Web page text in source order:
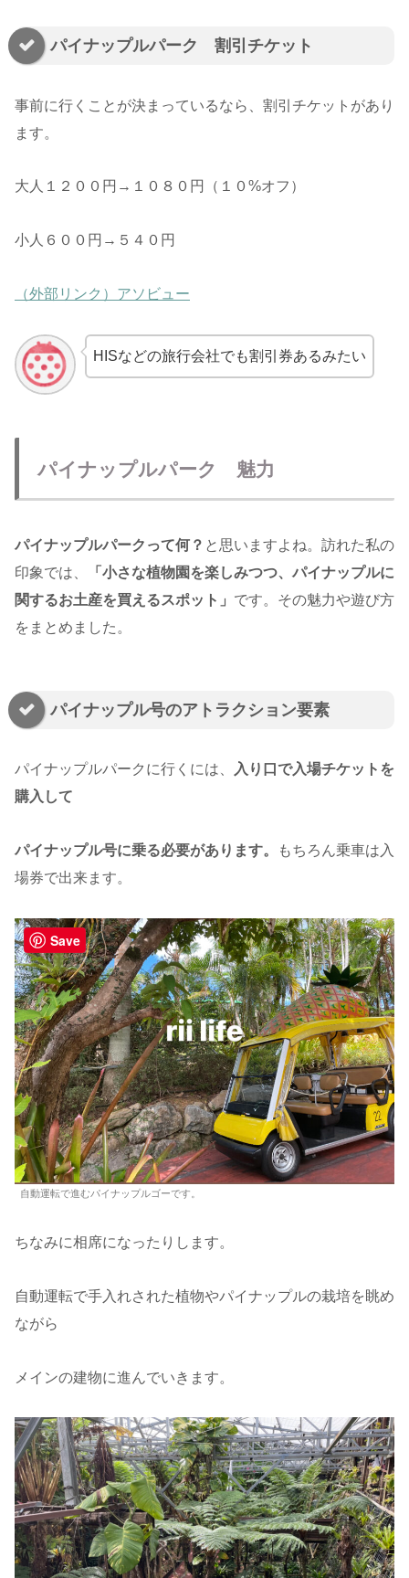
パイナップルパーク 割引チケット
事前に行くことが決まっているなら、割引チケットがあり
ます。
大人１２００円→１０８０円（１０%オフ）
小人６００円→５４０円
（外部リンク）アソビュー
HISなどの旅行会社でも割引券あるみたい
パイナップルパーク 魅力
パイナップルパークって何？ と思いますよね。訪れた私の
印象では、
「小さな植物園を楽しみつつ、パイナップルに
関するお土産を買えるスポット」 です。その魅力や遊び方
をまとめました。
パイナップル号のアトラクション要素
パイナップルパークに行くには、
入り口で入場チケットを
購入して
パイナップル号に乗る必要があります。
もちろん乗車は入
場券で出来ます。
自動運転で進むパイナップルゴーです。
ちなみに相席になったりします。
自動運転で手入れされた植物やパイナップルの栽培を眺め
ながら
メインの建物に進んでいきます。
Save